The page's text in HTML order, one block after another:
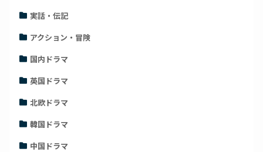
実話・伝記
アクション・冒険
国内ドラマ
英国ドラマ
北欧ドラマ
韓国ドラマ
中国ドラマ